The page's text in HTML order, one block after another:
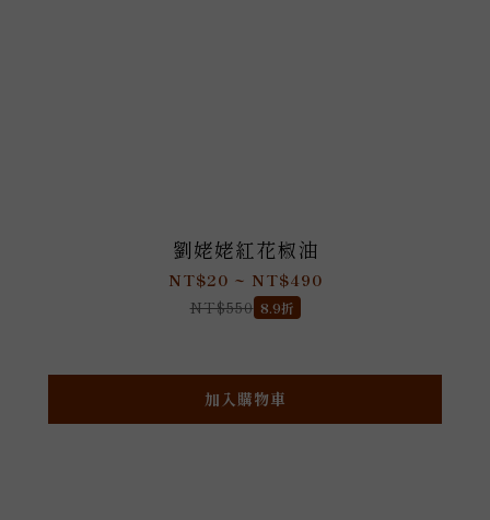
劉姥姥紅花椒油
NT$20 ~ NT$490
NT$550 8.9折
加入購物車